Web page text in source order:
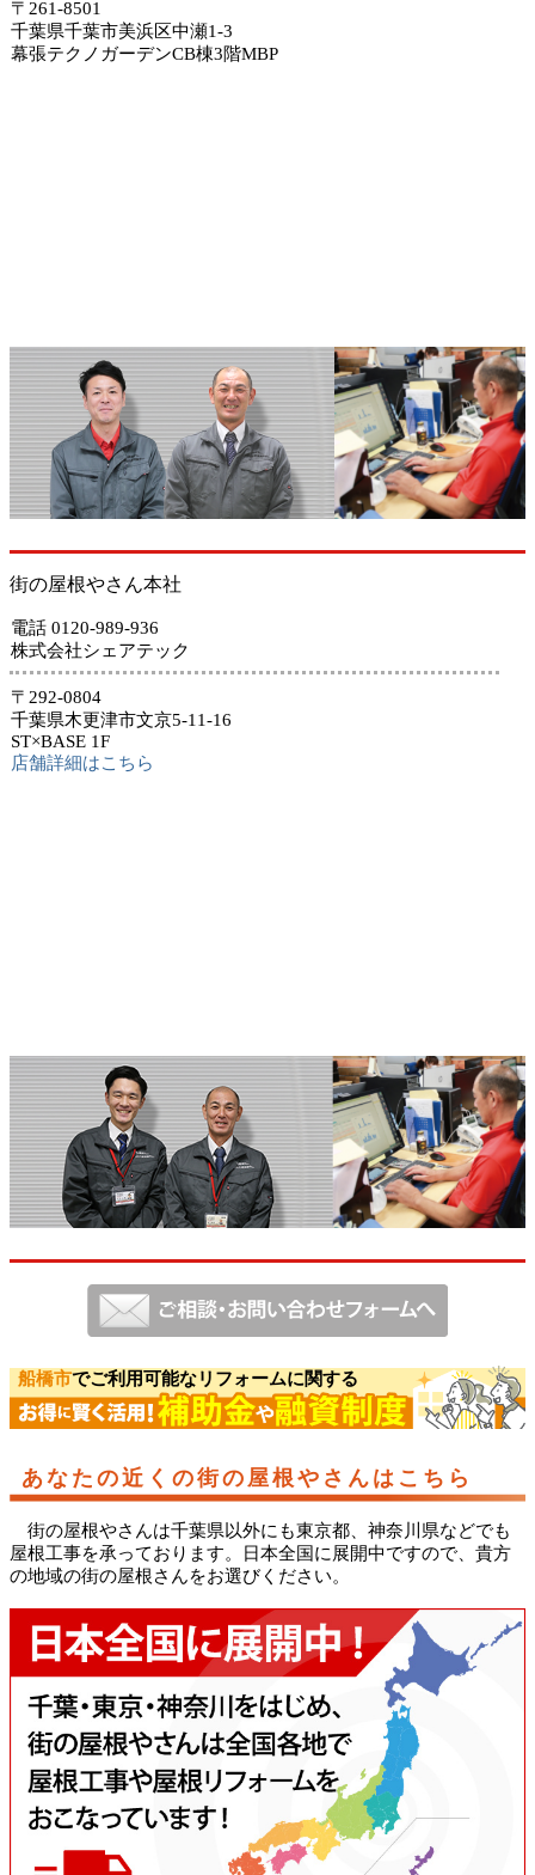
〒261-8501
千葉県千葉市美浜区中瀬1-3
幕張テクノガーデンCB棟3階MBP
街の屋根やさん本社
電話 0120-989-936
株式会社シェアテック
〒292-0804
千葉県木更津市文京5-11-16
ST×BASE 1F
店舗詳細はこちら
船橋市でご利用可能なリフォームに関する
あなたの近くの街の屋根やさんはこちら
街の屋根やさんは千葉県以外にも東京都、神奈川県などでも
屋根工事を承っております。日本全国に展開中ですので、貴方
の地域の街の屋根さんをお選びください。